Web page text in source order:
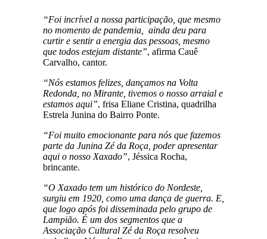
“Foi incrível a nossa participação, que mesmo
no momento de pandemia, ainda deu para
curtir e sentir a energia das pessoas, mesmo
que todos estejam distante”, afirma Cauê
Carvalho, cantor.
“Nós estamos felizes, dançamos na Volta
Redonda, no Mirante, tivemos o nosso arraial e
estamos aqui”, frisa Eliane Cristina, quadrilha
Estrela Junina do Bairro Ponte.
“Foi muito emocionante para nós que fazemos
parte da Junina Zé da Roça, poder apresentar
aqui o nosso Xaxado”, Jéssica Rocha,
brincante.
“O Xaxado tem um histórico do Nordeste,
surgiu em 1920, como uma dança de guerra. E,
que logo após foi disseminada pelo grupo de
Lampião. É um dos segmentos que a
Associação Cultural Zé da Roça resolveu